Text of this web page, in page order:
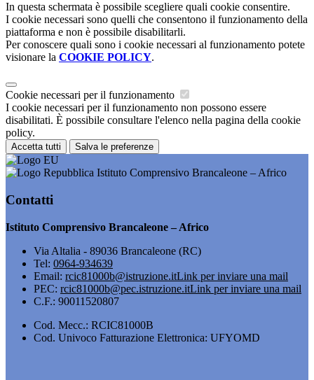
In questa schermata è possibile scegliere quali cookie consentire.
I cookie necessari sono quelli che consentono il funzionamento della
piattaforma e non è possibile disabilitarli.
Per conoscere quali sono i cookie necessari al funzionamento potete
visionare la COOKIE POLICY.
Cookie necessari per il funzionamento
I cookie necessari per il funzionamento non possono essere
disabilitati. È possibile consultare l'elenco nella pagina della cookie
policy.
Accetta tutti Salva le preferenze
Istituto Comprensivo Brancaleone – Africo
Contatti
Istituto Comprensivo Brancaleone – Africo
Via Altalia - 89036 Brancaleone (RC)
Tel: 0964-934639
Email: rcic81000b@istruzione.itLink per inviare una mail
PEC: rcic81000b@pec.istruzione.itLink per inviare una mail
C.F.: 90011520807
Cod. Mecc.: RCIC81000B
Cod. Univoco Fatturazione Elettronica: UFYOMD